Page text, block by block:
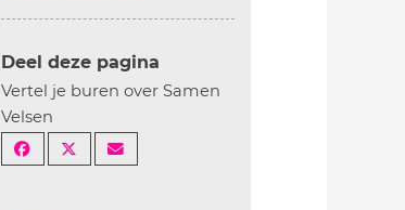
Deel deze pagina
Vertel je buren over Samen
Velsen